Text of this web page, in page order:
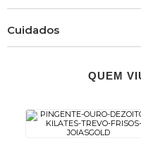
Cuidados
QUEM